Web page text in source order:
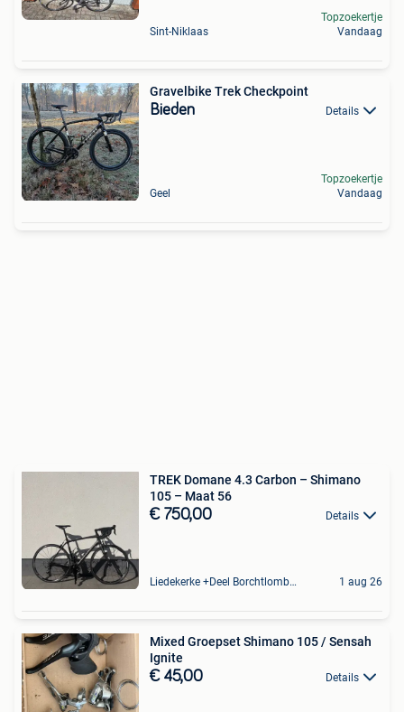
Sint-Niklaas
Topzoekertje
Vandaag
Gravelbike Trek Checkpoint
Bieden Details
Geel
Topzoekertje
Vandaag
TREK Domane 4.3 Carbon – Shimano
105 – Maat 56
€ 750,00 Details
Liedekerke +Deel Borchtlombeek 1 aug 26
Mixed Groepset Shimano 105 / Sensah
Ignite
€ 45,00 Details